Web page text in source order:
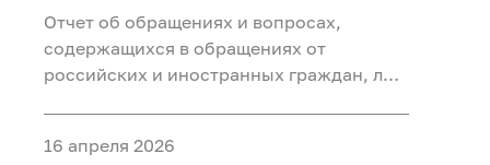
поставленных перед Федеральным
агентством по недропользованию, а
также сведения о доходах, расходах, об
(супругов) и несовершеннолетних детей
Отчет об обращениях и вопросах,
содержащихся в обращениях от
российских и иностранных граждан, лиц
поступивших в Федеральное агентство
16 апреля 2026